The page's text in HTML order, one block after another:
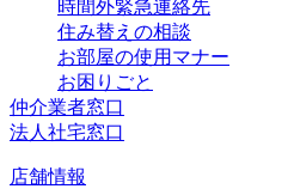
時間外緊急連絡先
住み替えの相談
お部屋の使用マナー
お困りごと
仲介業者窓口
法人社宅窓口
店舗情報